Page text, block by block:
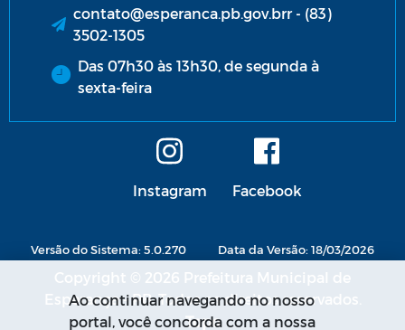
contato@esperanca.pb.gov.brr - (83)
3502-1305
Das 07h30 às 13h30, de segunda à
sexta-feira
Instagram Facebook
Versão do Sistema: 5.0.270 Data da Versão: 18/03/2026
Copyright © 2026 Prefeitura Municipal de
Esperança - PB. Todos os direitos reservados.
Ao continuar navegando no nosso
portal, você concorda com a nossa